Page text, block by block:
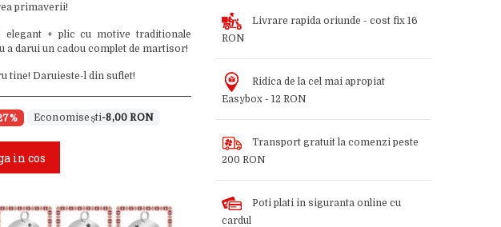
primaverii!
elegant + plic cu motive traditionale
a darui un cadou complet de martisor!
tine! Daruieste-l din suflet!
-8,00 RON
in cos
Livrare rapida oriunde - cost fix 16
RON
Ridica de la cel mai apropiat
Easybox - 12 RON
Transport gratuit la comenzi peste
200 RON
Poti plati in siguranta online cu
cardul